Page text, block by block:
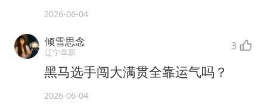
2026-06-04
倾雪思念
辽宁阜新 3
黑马选手闯大满贯全靠运气吗？
2026-06-04